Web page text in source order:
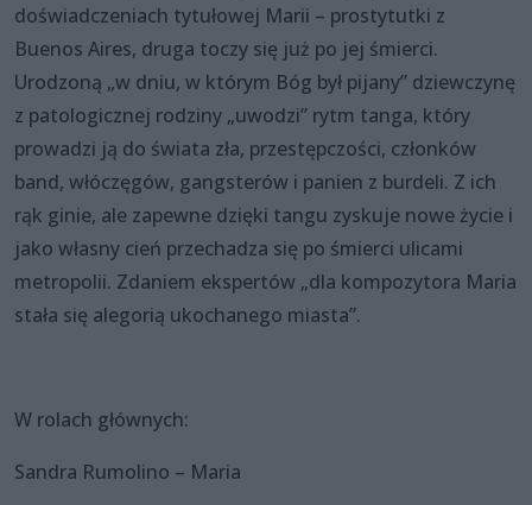
doświadczeniach tytułowej Marii – prostytutki z
Buenos Aires, druga toczy się już po jej śmierci.
Urodzoną „w dniu, w którym Bóg był pijany” dziewczynę
z patologicznej rodziny „uwodzi” rytm tanga, który
prowadzi ją do świata zła, przestępczości, członków
band, włóczęgów, gangsterów i panien z burdeli. Z ich
rąk ginie, ale zapewne dzięki tangu zyskuje nowe życie i
jako własny cień przechadza się po śmierci ulicami
metropolii. Zdaniem ekspertów „dla kompozytora Maria
stała się alegorią ukochanego miasta”.
W rolach głównych:
Sandra Rumolino – Maria